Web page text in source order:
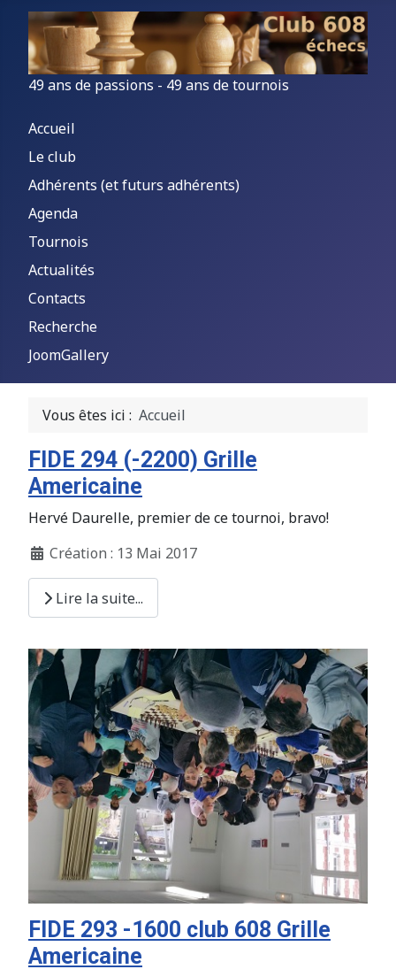
49 ans de passions - 49 ans de tournois
Accueil
Le club
Adhérents (et futurs adhérents)
Agenda
Tournois
Actualités
Contacts
Recherche
JoomGallery
Vous êtes ici : Accueil
FIDE 294 (-2200) Grille
Americaine
Hervé Daurelle, premier de ce tournoi, bravo!
Création : 13 Mai 2017
Lire la suite...
FIDE 293 -1600 club 608 Grille
Americaine